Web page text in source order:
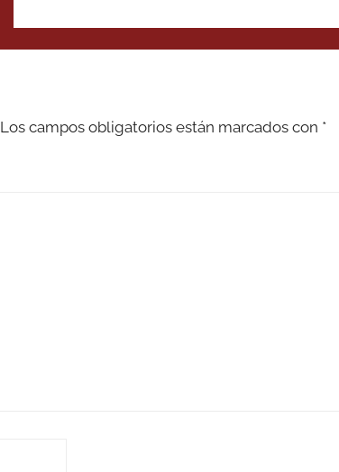
Los campos obligatorios están marcados con *